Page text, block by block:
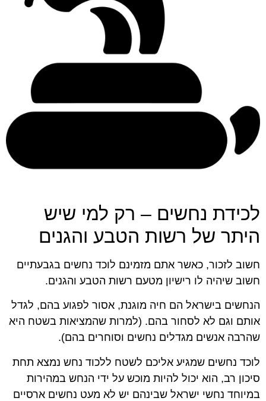
לכידת נחשים – רק למי שיש
היתר של רשות הטבע והגנים
חשוב לזכור, כאשר אתם מזמינם לוכד נחשים בגבעתיים
חשוב שיהיה לו רישיון מטעם רשות הטבע והגנים.
הנחשים בישראל הם חיה מוגנת, אסור לפגוע בהם, לגדל
אותם וגם לא לסחור בהם. (למרות שהמציאות בשטח היא
שהרבה אנשים מגדלים נחשים וסוחרים בהם).
לוכד נחשים שמגיע אליכם לשטח ללכוד נחש נמצא תחת
סיכון רב, הוא יכול להיות מוכש על ידי הנחש במהירות
במיוחד נחשי ישראל שבינהם יש לא מעט נחשים ארסיים